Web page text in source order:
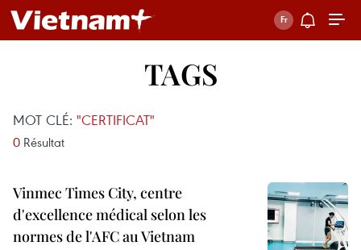
TAGS
MOT CLÉ: "CERTIFICAT"
0 Résultat
Vinmec Times City, centre
d'excellence médical selon les
normes de l'AFC au Vietnam